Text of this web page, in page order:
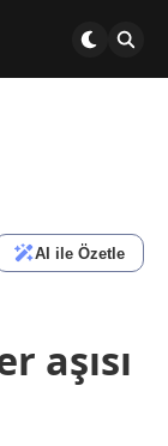
AI ile Özetle
aşısı